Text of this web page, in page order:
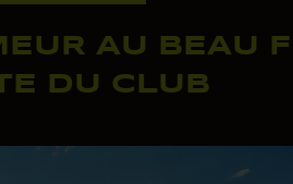
AU BEAU
DU CLUB